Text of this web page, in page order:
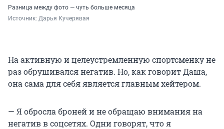
Разница между фото — чуть больше месяца
Источник: Дарья Кучерявая
На активную и целеустремленную спортсменку не
раз обрушивался негатив. Но, как говорит Даша,
она сама для себя является главным хейтером.
— Я обросла броней и не обращаю внимания на
негатив в соцсетях. Одни говорят, что я